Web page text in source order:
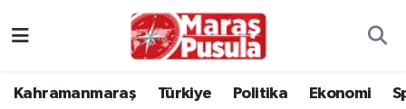
Kahramanmaraş Türkiye Politika Ekonomi